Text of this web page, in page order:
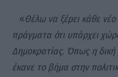
«Θέλω να ξέρει κάθε νέο
πράγματα ότι υπάρχει
Δημοκρατίας. Όπως η δική
έκανε το βήμα στην